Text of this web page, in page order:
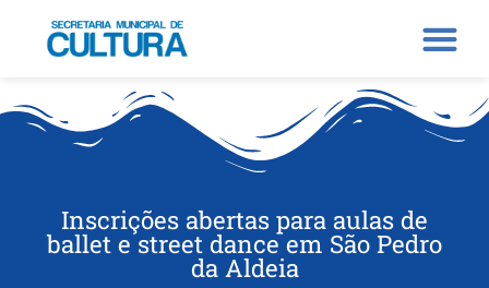
Inscrições abertas para aulas de
ballet e street dance em São Pedro
da Aldeia